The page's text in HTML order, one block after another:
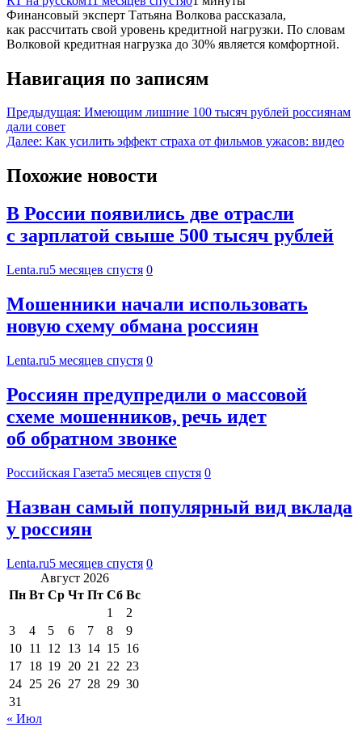
Финансовый эксперт Татьяна Волкова рассказала,
как рассчитать свой уровень кредитной нагрузки. По словам
Волковой кредитная нагрузка до 30% является комфортной.
Навигация по записям
Предыдущая: Имеющим лишние 100 тысяч рублей россиянам
дали совет
Далее: Как усилить эффект страха от фильмов ужасов: видео
Похожие новости
В России появились две отрасли
с зарплатой свыше 500 тысяч рублей
Lenta.ru5 месяцев спустя 0
Мошенники начали использовать
новую схему обмана россиян
Lenta.ru5 месяцев спустя 0
Россиян предупредили о массовой
схеме мошенников, речь идет
об обратном звонке
Российская Газета5 месяцев спустя 0
Назван самый популярный вид вклада
у россиян
Lenta.ru5 месяцев спустя 0
Август 2026
Пн Вт Ср Чт Пт Сб Вс
1
2
3
4 5 6 7 8
9
10 11 12 13 14 15 16
17 18 19 20 21 22 23
24 25 26 27 28 29 30
31
« Июл